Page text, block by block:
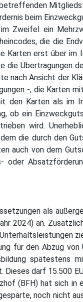
beim
Zweifel ein
die die
Karten erst über im
Übertragungen
nach Ansicht der
-, die Karten
den Karten als im
ob ein
wird.
die durch den
auch von dem
als
2024) an.
für den Abzug
spätestens
darf 15.500
(BFH) hat sich
noch nicht